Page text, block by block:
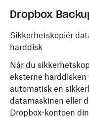
Dropbox
Sikkerhetskopiér
harddisk
Når du
eksterne
automatisk en
datamaskinen eller
Dropbox-kontoen